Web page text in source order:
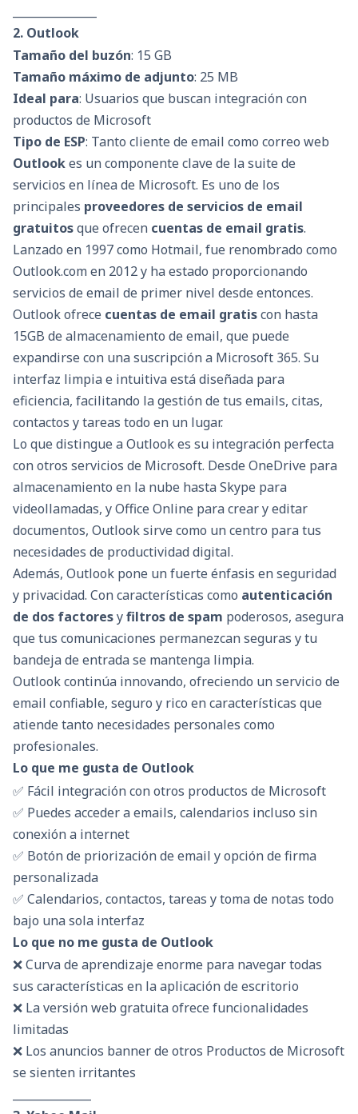
2. Outlook
Tamaño del buzón: 15 GB
Tamaño máximo de adjunto: 25 MB
Ideal para: Usuarios que buscan integración con
productos de Microsoft
Tipo de ESP: Tanto cliente de email como correo web
Outlookes un componente clave de la suite de
servicios en línea de Microsoft. Es uno de los
principales proveedores de servicios de email
gratuitosque ofrecen cuentas de email gratis.
Lanzado en 1997 como Hotmail, fue renombrado como
Outlook.com en 2012 y ha estado proporcionando
servicios de email de primer nivel desde entonces.
Outlook ofrece cuentas de email gratiscon hasta
15GB de almacenamiento de email, que puede
expandirse con una suscripción a Microsoft 365. Su
interfaz limpia e intuitiva está diseñada para
eficiencia, facilitando la gestión de tus emails, citas,
contactos y tareas todo en un lugar.
Lo que distingue a Outlook es su integración perfecta
con otros servicios de Microsoft. Desde OneDrive para
almacenamiento en la nube hasta Skype para
videollamadas, y Office Online para crear y editar
documentos, Outlook sirve como un centro para tus
necesidades de productividad digital.
Además, Outlook pone un fuerte énfasis en seguridad
y privacidad. Con características como autenticación
de dos factoresyfiltros de spam poderosos, asegura
que tus comunicaciones permanezcan seguras y tu
bandeja de entrada se mantenga limpia.
Outlook continúa innovando, ofreciendo un servicio de
email confiable, seguro y rico en características que
atiende tanto necesidades personales como
profesionales.
Lo que me gusta de Outlook
✅ Fácil integración con otros productos de Microsoft
✅ Puedes acceder a emails, calendarios incluso sin
conexión a internet
✅ Botón de priorización de email y opción de firma
personalizada
✅ Calendarios, contactos, tareas y toma de notas todo
bajo una sola interfaz
Lo que no me gusta de Outlook
❌ Curva de aprendizaje enorme para navegar todas
sus características en la aplicación de escritorio
❌ La versión web gratuita ofrece funcionalidades
limitadas
❌ Los anuncios banner de otros Productos de Microsoft
se sienten irritantes